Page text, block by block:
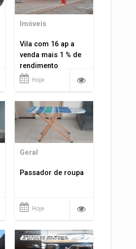
Imóveis
Vila com 16 ap a
venda mais 1 % de
rendimento
Hoje
Geral
Passador de roupa
Hoje